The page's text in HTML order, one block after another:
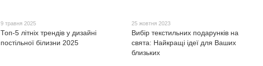
9 травня 2025
Топ-5 літніх трендів у дизайні
постільної білизни 2025
25 жовтня 2023
Вибір текстильних подарунків на
свята: Найкращі ідеї для Ваших
близьких